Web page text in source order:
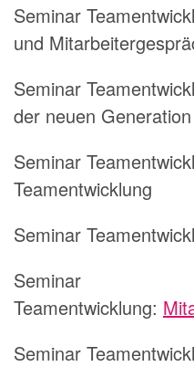
Seminar
und
Seminar
der neuen Generation
Seminar
Teamentwicklung
Seminar
Seminar
Teamentwicklung:
Seminar